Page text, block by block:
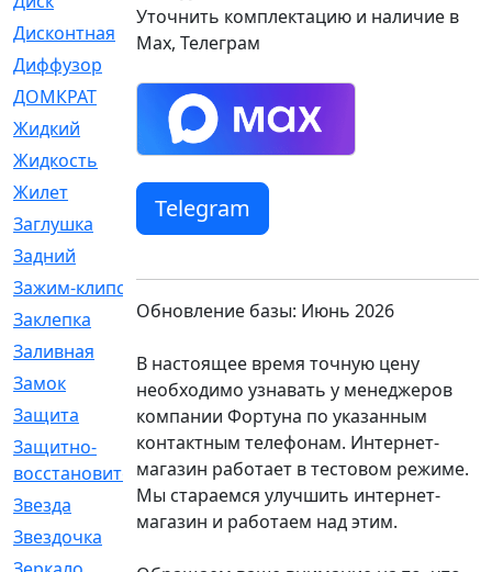
Дисконтная
[1]
Диффузор
ДОМКРАТ
[1]
Жидкий
[5]
Жидкость
[80]
Жилет
Заглушка
[21]
Задний
Зажим-клипса
[1]
Заклепка
[1]
Заливная
Замок
[12]
Защита
[79]
Защитно-
восстановительный
[4]
Звезда
[1]
Звездочка
Уточнить комплектацию и наличие в
Max, Телеграм
Telegram
Обновление базы: Июнь 2026
В настоящее время точную цену
необходимо узнавать у менеджеров
компании Фортуна по указанным
контактным телефонам. Интернет-
магазин работает в тестовом режиме.
Мы стараемся улучшить интернет-
магазин и работаем над этим.